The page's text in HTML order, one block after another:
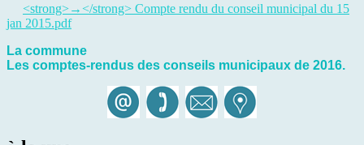
<strong>→</strong> Compte rendu du conseil municipal du 15
jan 2015.pdf
La commune
Les comptes-rendus des conseils municipaux de 2016.